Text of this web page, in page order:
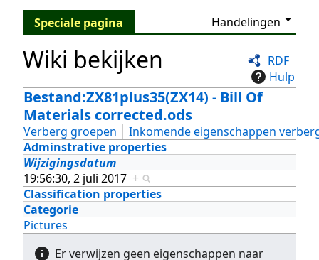
Speciale pagina Handelingen
RDF
Hulp
Wiki bekijken
Bestand:ZX81plus35(ZX14) - Bill Of
Materials corrected.ods
Verberg groepen
Inkomende eigenschappen
Adminstrative properties
Wijzigingsdatum
19:56:30, 2 juli 2017 +
Classification properties
Categorie
Pictures
Er verwijzen geen eigenschappen naar